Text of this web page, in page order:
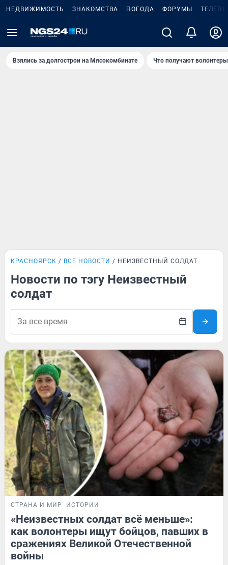
НЕДВИЖИМОСТЬ ЗНАКОМСТВА ПОГОДА ФОРУМЫ
Взялись за долгострои на Мясокомбинате Что получают
КРАСНОЯРСК ВСЕ НОВОСТИ НЕИЗВЕСТНЫЙ СОЛДАТ
Новости по тэгу Неизвестный
солдат
СТРАНА И МИР ИСТОРИИ
«Неизвестных солдат всё меньше»:
как волонтеры ищут бойцов, павших в
сражениях Великой Отечественной
войны